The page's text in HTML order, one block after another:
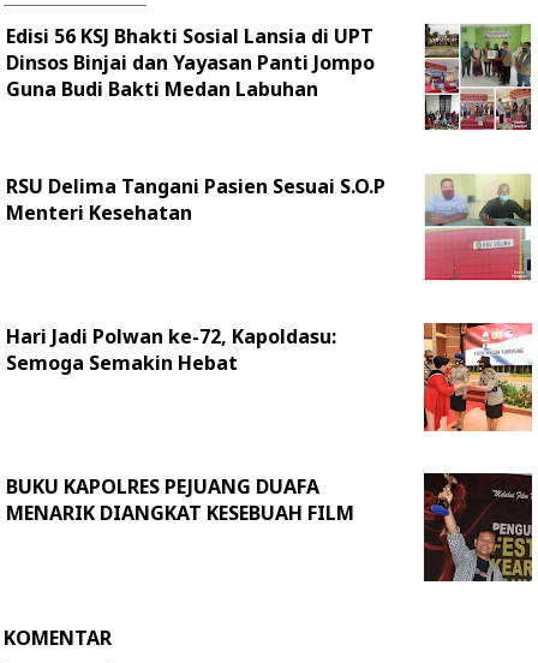
Edisi 56 KSJ Bhakti Sosial Lansia di UPT
Dinsos Binjai dan Yayasan Panti Jompo
Guna Budi Bakti Medan Labuhan
RSU Delima Tangani Pasien Sesuai S.O.P
Menteri Kesehatan
Hari Jadi Polwan ke-72, Kapoldasu:
Semoga Semakin Hebat
BUKU KAPOLRES PEJUANG DUAFA
MENARIK DIANGKAT KESEBUAH FILM
KOMENTAR